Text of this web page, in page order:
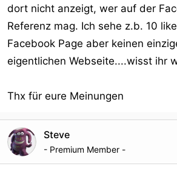
dort nicht anzeigt, wer auf der
Referenz mag. Ich sehe z.b. 10
Facebook Page aber keinen
eigentlichen Webseite....wisst ihr
Thx für eure Meinungen
Steve
- Premium Member -